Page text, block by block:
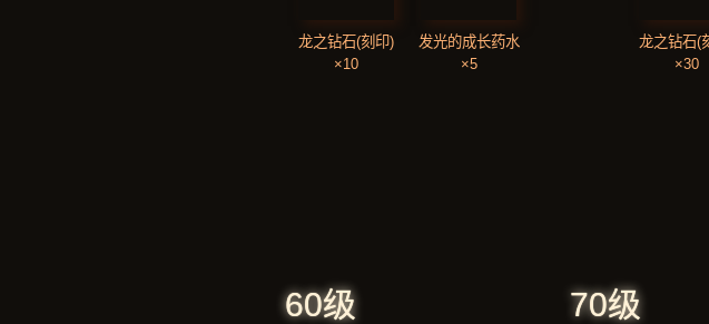
龙之钻石(刻印)
×10
发光的成长药水
×5
龙之钻石(
×30
60级 70级